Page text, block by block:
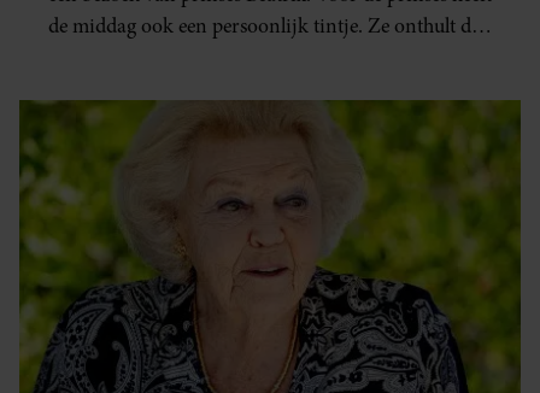
de middag ook een persoonlijk tintje. Ze onthult de